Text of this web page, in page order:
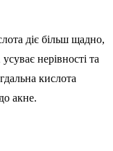
діє більш щадно,
нерівності та
кислота
акне.